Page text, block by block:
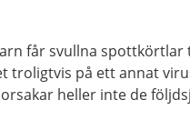
får svullna
troligtvis på ett annat
heller inte de